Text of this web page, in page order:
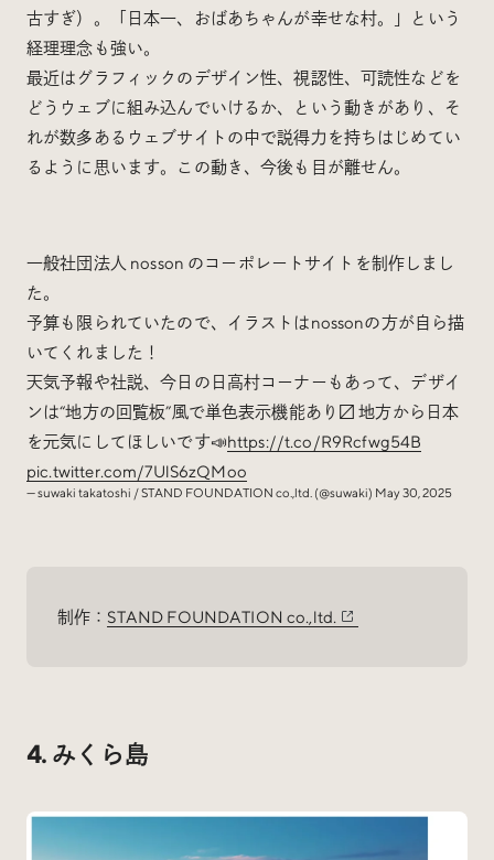
古すぎ）。「日本一、おばあちゃんが幸せな村。」という
経理理念も強い。
最近はグラフィックのデザイン性、視認性、可読性などを
どうウェブに組み込んでいけるか、という動きがあり、そ
れが数多あるウェブサイトの中で説得力を持ちはじめてい
るように思います。この動き、今後も目が離せん。
一般社団法人 nosson のコーポレートサイトを制作しまし
た。
予算も限られていたので、イラストはnossonの方が自ら描
いてくれました！
天気予報や社説、今日の日高村コーナーもあって、デザイ
ンは“地方の回覧板”風で単色表示機能あり〼 地方から日本
を元気にしてほしいです📣https://t.co/R9Rcfwg54B
pic.twitter.com/7UlS6zQMoo
— suwaki takatoshi / STAND FOUNDATION co.,ltd. (@suwaki) May 30, 2025
制作： STAND FOUNDATION co.,ltd.
4. みくら島